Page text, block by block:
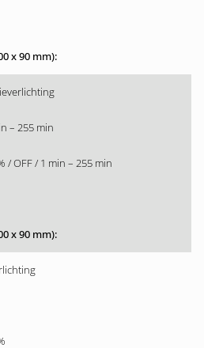
– 255 min
/ OFF / 1 min – 255 min